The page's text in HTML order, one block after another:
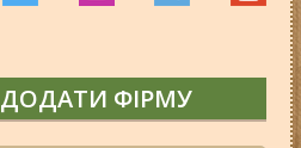
ДОДАТИ ФІРМУ